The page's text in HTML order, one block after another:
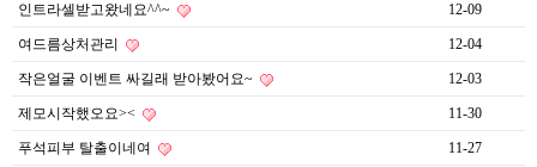
인트라셀받고왔네요^^~ 12-09
여드름상처관리 12-04
작은얼굴 이벤트 싸길래 받아봤어요~ 12-03
제모시작했오요>< 11-30
푸석피부 탈출이네여 11-27